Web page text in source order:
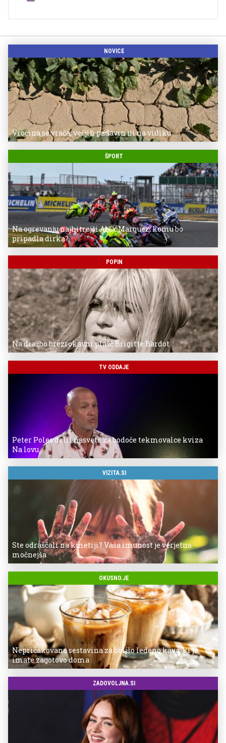
NOVICE
Vročina se vrača, večjih padavin ni na vidiku
ŠPORT
Na ogrevanju najhitrejši Alex Marquez, komu bo
pripadla dirka?
POPIN
Na dražbo brezrokavni plašč Brigitte Bardot
TV ODDAJE
Peter Poles delil nasvete za bodoče tekmovalce kviza
Na lovu
VIZITA.SI
Ste odraščali na kmetiji? Vaša imunost je verjetno
močnejša
OKUSNO.JE
Nepričakovana sestavina za boljšo ledeno kavo, ki jo
imate zagotovo doma
ZADOVOLJNA.SI